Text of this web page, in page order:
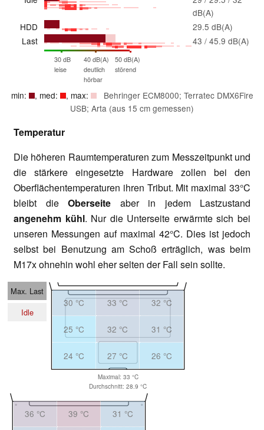
dB(A)
HDD
29.5 dB(A)
Last
43 / 45.9 dB(A)
30 dB
leise
40 dB(A)
deutlich
hörbar
50 dB(A)
störend
min: , med: , max:
Behringer ECM8000; Terratec DMX6Fire
USB; Arta (aus 15 cm gemessen)
Temperatur
Die höheren Raumtemperaturen zum Messzeitpunkt und
die stärkere eingesetzte Hardware zollen bei den
Oberflächentemperaturen ihren Tribut. Mit maximal 33°C
bleibt die Oberseite aber in jedem Lastzustand
angenehm kühl. Nur die Unterseite erwärmte sich bei
unseren Messungen auf maximal 42°C. Dies ist jedoch
selbst bei Benutzung am Schoß erträglich, was beim
M17x ohnehin wohl eher selten der Fall sein sollte.
Max. Last
Idle
30 °C 33 °C 32 °C
25 °C 32 °C 31 °C
24 °C 27 °C 26 °C
Maximal: 33 °C
Durchschnitt: 28.9 °C
36 °C 39 °C 31 °C